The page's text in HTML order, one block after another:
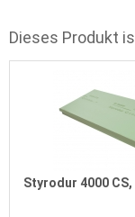
Dieses Produkt
Styrodur 4000 CS,